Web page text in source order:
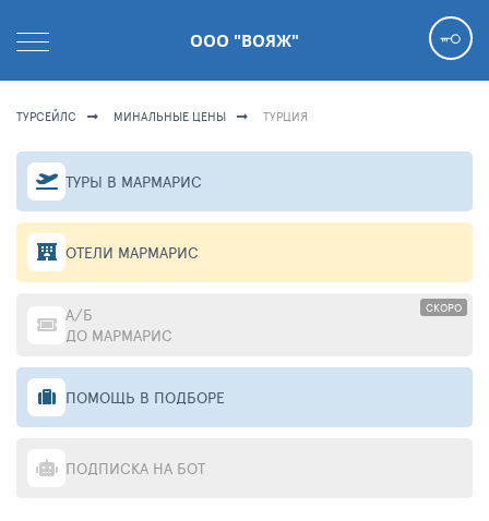
ООО "ВОЯЖ"
ТУРСЕЙЛС МИНАЛЬНЫЕ ЦЕНЫ ТУРЦИЯ
ТУРЫ В МАРМАРИС
ОТЕЛИ МАРМАРИС
СКОРО
А/Б
ДО МАРМАРИС
ПОМОЩЬ В ПОДБОРЕ
ПОДПИСКА НА БОТ